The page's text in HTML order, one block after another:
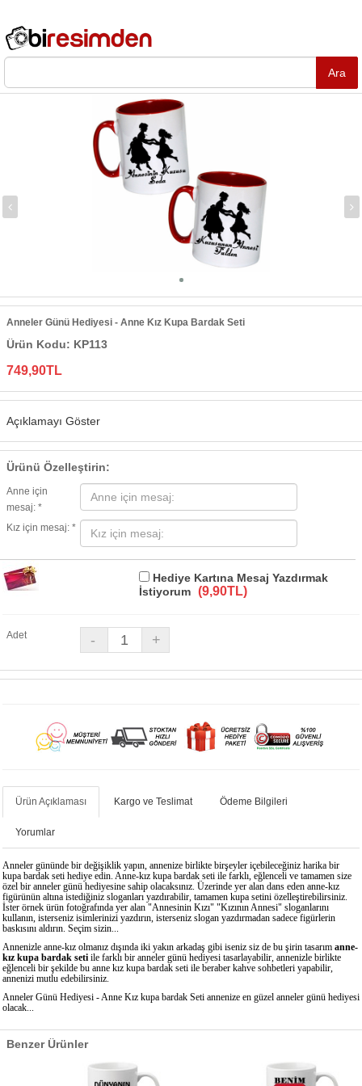
Anneler Günü Hediyesi - Anne Kız Kupa Bardak Seti
Ürün Kodu: KP113
749,90TL
Açıklamayı Göster
Ürünü Özelleştirin:
Anne için
mesaj: *
Kız için mesaj: *
Hediye Kartına Mesaj Yazdırmak
İstiyorum (9,90TL)
Adet
Ürün Açıklaması Kargo ve Teslimat Ödeme Bilgileri
Yorumlar
Anneler gününde bir değişiklik yapın, annenize birlikte birşeyler içebileceğiniz harika bir
kupa bardak seti hediye edin. Anne-kız kupa bardak seti ile farklı, eğlenceli ve tamamen size
özel bir anneler günü hediyesine sahip olacaksınız. Üzerinde yer alan dans eden anne-kız
figürünün altına istediğiniz sloganları yazdırabilir, tamamen kupa setini özelleştirebilirsiniz.
İster örnek ürün fotoğrafında yer alan "Annesinin Kızı" "Kızının Annesi" sloganlarını
kullanın, isterseniz isimlerinizi yazdırın, isterseniz slogan yazdırmadan sadece figürlerin
baskısını aldırın. Seçim sizin...
Annenizle anne-kız olmanız dışında iki yakın arkadaş gibi iseniz siz de bu şirin tasarım anne-
kız kupa bardak seti ile farklı bir anneler günü hediyesi tasarlayabilir, annenizle birlikte
eğlenceli bir şekilde bu anne kız kupa bardak seti ile beraber kahve sohbetleri yapabilir,
annenizi mutlu edebilirsiniz.
Anneler Günü Hediyesi - Anne Kız kupa bardak Seti annenize en güzel anneler günü hediyesi
olacak...
Benzer Ürünler